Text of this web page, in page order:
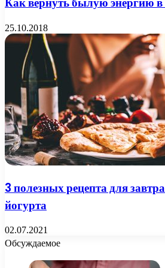
25.10.2018
3 полезных рецепта для
йогурта
02.07.2021
Обсуждаемое